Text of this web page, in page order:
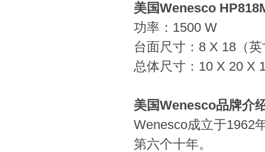
美国Wenesco
功率：1500 W
台面尺寸：8 X 18（
总体尺寸：10 X 20 X
美国Wenesco品牌介
Wenesco成立于1962
第六个十年。